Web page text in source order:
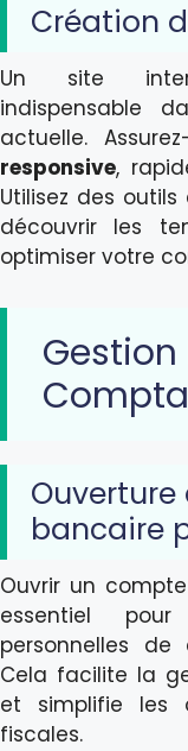
Création
Un site
indispensable
actuelle.
responsive,
Utilisez des
découvrir les
optimiser votre
Ouverture
bancaire
Ouvrir un
essentiel
personnelles
Cela facilite la
et simplifie les
fiscales.